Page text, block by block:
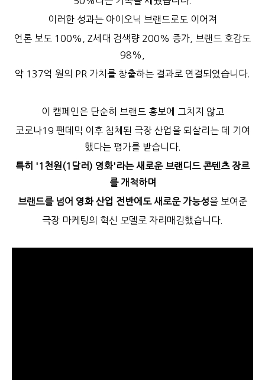
이러한 성과는 아이오닉 브랜드로도 이어져
언론 보도 100%, Z세대 검색량 200% 증가, 브랜드 호감도
98%,
약 137억 원의 PR 가치를 창출하는 결과로 연결되었습니다.
이 캠페인은 단순히 브랜드 홍보에 그치지 않고
코로나19 팬데믹 이후 침체된 극장 산업을 되살리는 데 기여
했다는 평가를 받습니다.
특히 '1천원(1달러) 영화'라는 새로운 브랜디드 콘텐츠 장르
를 개척하며
브랜드를 넘어 영화 산업 전반에도 새로운 가능성을 보여준
극장 마케팅의 혁신 모델로 자리매김했습니다.